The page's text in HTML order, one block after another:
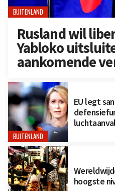
BUITENLAND
Rusland wil
Yabloko
aankomende
BUITENLAND
EU legt
hoogste